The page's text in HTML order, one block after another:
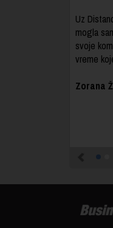
Uz
mogla
svoje
vreme
Zorana